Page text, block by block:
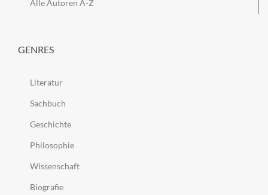
Alle Autoren A-Z
GENRES
Literatur
Sachbuch
Geschichte
Philosophie
Wissenschaft
Biografie